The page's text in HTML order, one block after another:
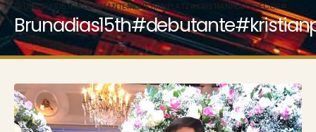
BRUNADIAS15TH#DEBUTANTE#KRISTIANPLATZ#KRISTIANPLATZDECOR#